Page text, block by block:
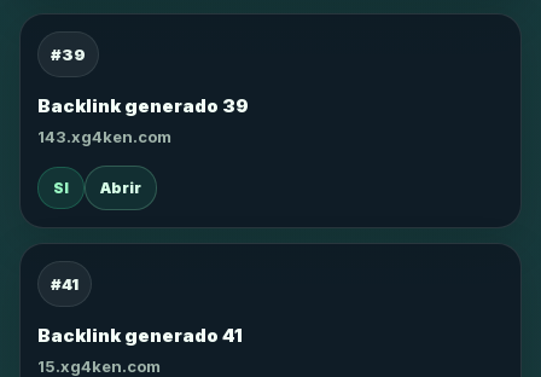
#39
Backlink generado 39
143.xg4ken.com
SI Abrir
#41
Backlink generado 41
15.xg4ken.com